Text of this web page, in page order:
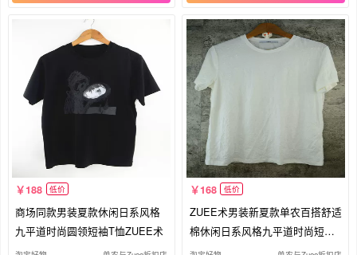
188 低价
商场同款男装夏款休闲日系风格
九平道时尚圆领短袖T恤ZUEE术
168 低价
ZUEE术男装新夏款单农百搭舒适
棉休闲日系风格九平道时尚短袖T
恤